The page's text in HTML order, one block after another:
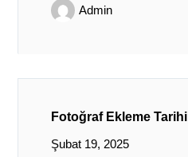
Admin
Fotoğraf Ekleme Tarihi
Şubat 19, 2025